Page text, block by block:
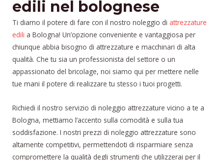
edili nel bolognese
Ti diamo il potere di fare con il nostro noleggio di attrezzature
edili a Bologna! Un’opzione conveniente e vantaggiosa per
chiunque abbia bisogno di attrezzature e macchinari di alta
qualità. Che tu sia un professionista del settore o un
appassionato del bricolage, noi siamo qui per mettere nelle
tue mani il potere di realizzare tu stesso i tuoi progetti.
Richiedi il nostro servizio di noleggio attrezzature vicino a te a
Bologna, mettiamo l’accento sulla comodità e sulla tua
soddisfazione. I nostri prezzi di noleggio attrezzature sono
altamente competitivi, permettendoti di risparmiare senza
compromettere la qualità degli strumenti che utilizzerai per il